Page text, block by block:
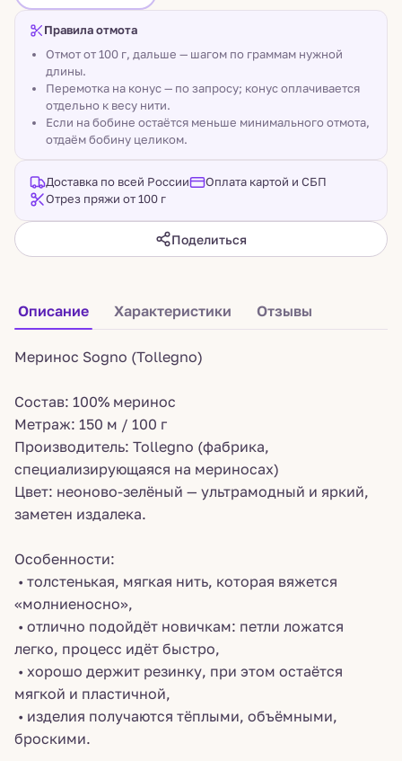
Правила отмота
Отмот от 100 г, дальше — шагом по граммам нужной
длины.
Перемотка на конус — по запросу; конус оплачивается
отдельно к весу нити.
Если на бобине остаётся меньше минимального отмота,
отдаём бобину целиком.
Доставка по всей России
Оплата картой и СБП
Отрез пряжи от 100 г
Поделиться
Описание Характеристики Отзывы
Меринос Sogno (Tollegno)
Состав: 100% меринос
Метраж: 150 м / 100 г
Производитель: Tollegno (фабрика,
специализирующаяся на мериносах)
Цвет: неоново-зелёный — ультрамодный и яркий,
заметен издалека.
Особенности:
• толстенькая, мягкая нить, которая вяжется
«молниеносно»,
• отлично подойдёт новичкам: петли ложатся
легко, процесс идёт быстро,
• хорошо держит резинку, при этом остаётся
мягкой и пластичной,
• изделия получаются тёплыми, объёмными,
броскими.